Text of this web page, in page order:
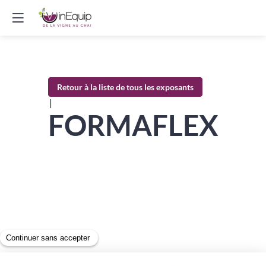
Retour à la liste de tous les exposants
|
FORMAFLEX